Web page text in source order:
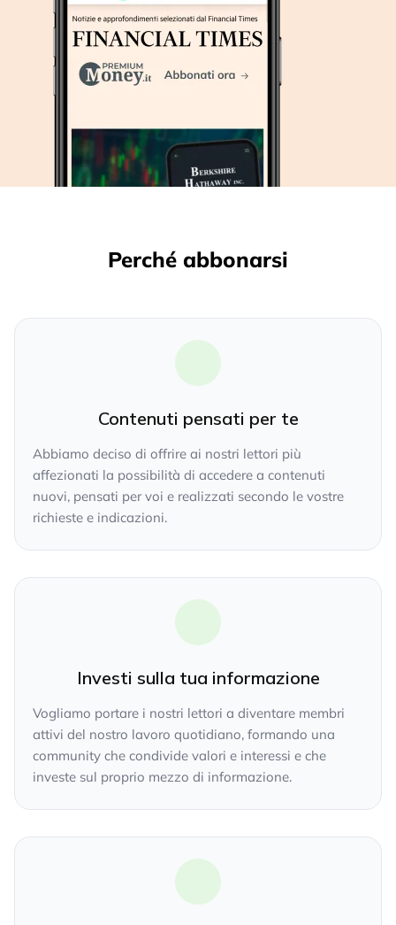
Perché abbonarsi
Contenuti pensati per te
Abbiamo deciso di offrire ai nostri lettori più
affezionati la possibilità di accedere a contenuti
nuovi, pensati per voi e realizzati secondo le vostre
richieste e indicazioni.
Investi sulla tua informazione
Vogliamo portare i nostri lettori a diventare membri
attivi del nostro lavoro quotidiano, formando una
community che condivide valori e interessi e che
investe sul proprio mezzo di informazione.